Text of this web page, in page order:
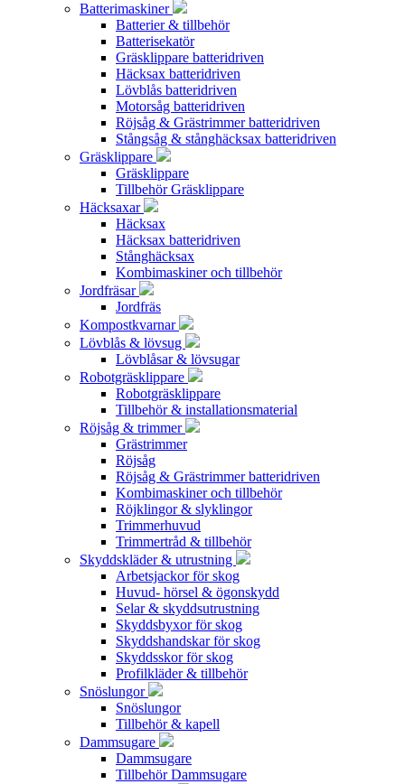
Batterimaskiner
Batterier & tillbehör
Batterisekatör
Gräsklippare batteridriven
Häcksax batteridriven
Lövblås batteridriven
Motorsåg batteridriven
Röjsåg & Grästrimmer batteridriven
Stångsåg & stånghäcksax batteridriven
Gräsklippare
Gräsklippare
Tillbehör Gräsklippare
Häcksaxar
Häcksax
Häcksax batteridriven
Stånghäcksax
Kombimaskiner och tillbehör
Jordfräsar
Jordfräs
Kompostkvarnar
Lövblås & lövsug
Lövblåsar & lövsugar
Robotgräsklippare
Robotgräsklippare
Tillbehör & installationsmaterial
Röjsåg & trimmer
Grästrimmer
Röjsåg
Röjsåg & Grästrimmer batteridriven
Kombimaskiner och tillbehör
Röjklingor & slyklingor
Trimmerhuvud
Trimmertråd & tillbehör
Skyddskläder & utrustning
Arbetsjackor för skog
Huvud- hörsel & ögonskydd
Selar & skyddsutrustning
Skyddsbyxor för skog
Skyddshandskar för skog
Skyddsskor för skog
Profilkläder & tillbehör
Snöslungor
Snöslungor
Tillbehör & kapell
Dammsugare
Dammsugare
Tillbehör Dammsugare